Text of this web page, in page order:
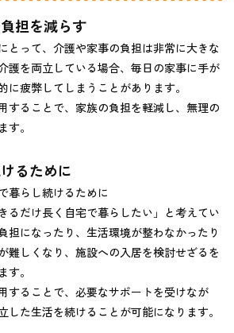
担を減らす
とって、介護や家事の負担は非常に大きな
護を両立している場合、毎日の家事に手が
に疲弊してしまうことがあります。
することで、家族の負担を軽減し、無理の
。
るために
暮らし続けるために
るだけ長く自宅で暮らしたい」と考えてい
担になったり、生活環境が整わなかったり
難しくなり、施設への入居を検討せざるを
す。
することで、必要なサポートを受けなが
した生活を続けることが可能になります。